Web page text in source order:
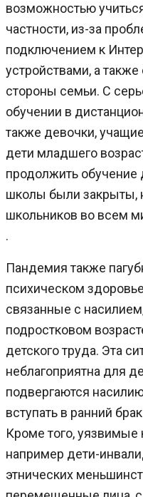
возможностью
частности, из-за
подключением к
устройствами, а
стороны семьи. С
обучении в
также девочки,
дети младшего
продолжить обучение
школы были закрыты,
школьников во всем
.
Пандемия также
психическом
связанные с
подростковом
детского труда. Эта
неблагоприятна для
подвергаются
вступать в ранний
Кроме того, уязвимые
например дети-
этнических